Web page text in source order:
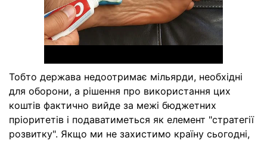
Тобто держава недоотримає мільярди, необхідні
для оборони, а рішення про використання цих
коштів фактично вийде за межі бюджетних
пріоритетів і подаватиметься як елемент "стратегії
розвитку". Якщо ми не захистимо країну сьогодні,